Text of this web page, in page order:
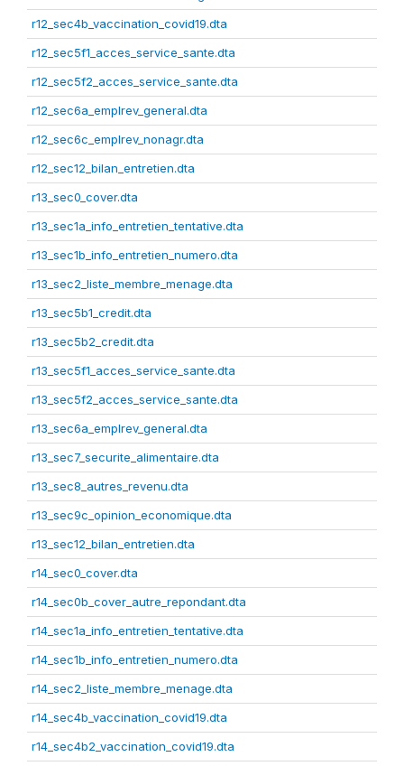
r12_sec4b_vaccination_covid19.dta
r12_sec5f1_acces_service_sante.dta
r12_sec5f2_acces_service_sante.dta
r12_sec6a_emplrev_general.dta
r12_sec6c_emplrev_nonagr.dta
r12_sec12_bilan_entretien.dta
r13_sec0_cover.dta
r13_sec1a_info_entretien_tentative.dta
r13_sec1b_info_entretien_numero.dta
r13_sec2_liste_membre_menage.dta
r13_sec5b1_credit.dta
r13_sec5b2_credit.dta
r13_sec5f1_acces_service_sante.dta
r13_sec5f2_acces_service_sante.dta
r13_sec6a_emplrev_general.dta
r13_sec7_securite_alimentaire.dta
r13_sec8_autres_revenu.dta
r13_sec9c_opinion_economique.dta
r13_sec12_bilan_entretien.dta
r14_sec0_cover.dta
r14_sec0b_cover_autre_repondant.dta
r14_sec1a_info_entretien_tentative.dta
r14_sec1b_info_entretien_numero.dta
r14_sec2_liste_membre_menage.dta
r14_sec4b_vaccination_covid19.dta
r14_sec4b2_vaccination_covid19.dta